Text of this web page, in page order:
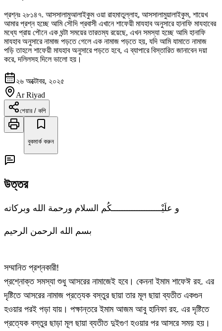
প্রশ্নঃ ২৮১৪৭. আসসালামুআলাইকুম ওয়া রাহমাতুল্লাহ, আসসালামুয়ালাইকুম, শায়েখ
আমার প্রশ্ন হচ্ছে আমি সৌদি প্রবাসী এখানে শাফেয়ী মাযহাব অনুসারে হানাফি মাযহাবের
মধ্যে প্রায় পৌনে এক ঘন্টা সময়ের তারতম্য রয়েছে, এখন সমস্যা হচ্ছে আমি হানাফি
মাযহাব অনুসারে নামাজ পড়তে গেলে এক নামাজ পড়তে হয়, যদি আমি যামাতে নামাজ
পড়ি তাহলে শাফেয়ী মাযহাব অনুসারে পড়তে হবে, এ ব্যাপারে বিস্তারিত জানাবেন দয়া
করে, দলিলসহ দিলে ভালো হয়।
২৬ অক্টোবর, ২০২৫
Ar Riyad
শেয়ার / কপি
বুকমার্ক করুন
উত্তর
و علَيْــــــــــــــــــــكُم السلام ورحمة الله وبركاته
بسم الله الرحمن الرحيم
সম্মানিত প্রশ্নকারী!
প্রশ্নোক্ত সমস্যা শুধু আসরের নামাজেই হবে। কেননা ইমাম শাফেঈ রহ. এর
দৃষ্টিতে আসরের নামাজ প্রত্যেক বস্তুর ছায়া তার মূল ছায়া ব্যতীত একগুন
হওয়ার পরই পড়া যায়। পক্ষান্তরে ইমাম আজম আবু হানিফা রহ. এর দৃষ্টিতে
প্রত্যেক বস্তুর ছাড়া মূল ছায়া ব্যতীত দুইগুণ হওয়ার পর আসরে সময় হয়।